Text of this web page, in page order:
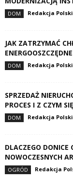
DOM Redakcja
JAK ZATRZYMAĆ
DOM Redakcja
SPRZEDAŻ
PROCES I Z CZYM
DOM Redakcja
DLACZEGO DONICE
NOWOCZESNYCH
OGRÓD Redakcja